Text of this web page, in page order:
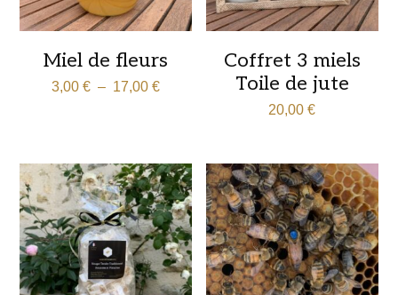
Miel de fleurs
3,00€ – 17,00€Plage
à
17,00 €
Coffret 3 miels
Toile de jute
20,00€